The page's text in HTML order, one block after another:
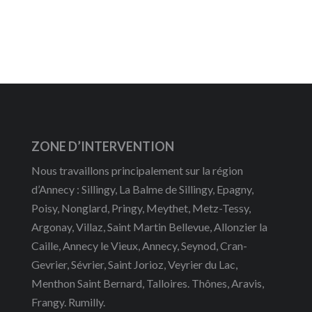
ZONE D’INTERVENTION
Nous travaillons principalement sur la région
d’Annecy : Sillingy, La Balme de Sillingy, Epagny,
Poisy, Nonglard, Pringy, Meythet, Metz-Tessy,
Argonay, Villaz, Saint Martin Bellevue, Allonzier la
Caille, Annecy le Vieux, Annecy, Seynod, Cran-
Gevrier, Sévrier, Saint Jorioz, Veyrier du Lac,
Menthon Saint Bernard, Talloires. Thônes, Aravis,
Frangy. Rumilly.